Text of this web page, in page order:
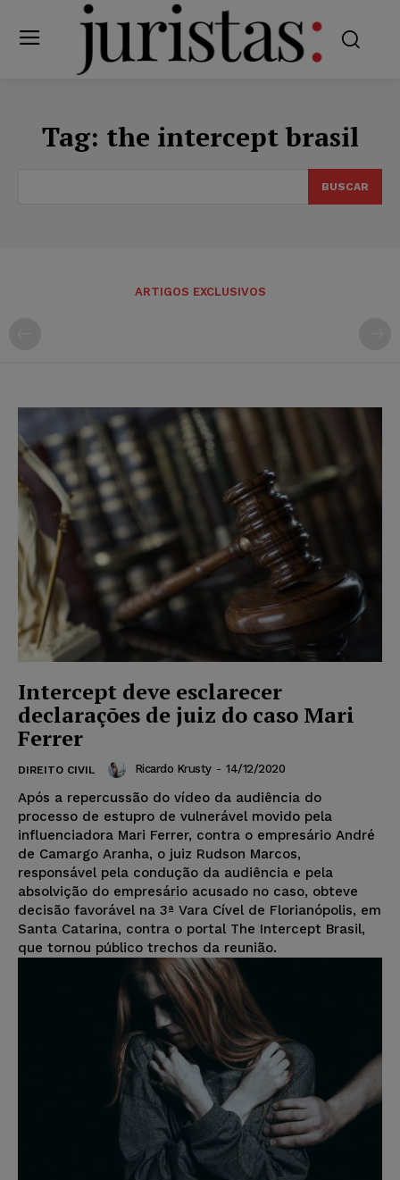
Tag: the intercept brasil
BUSCAR
ARTIGOS EXCLUSIVOS
Intercept deve esclarecer
declarações de juiz do caso Mari
Ferrer
DIREITO CIVIL Ricardo Krusty - 14/12/2020
Após a repercussão do vídeo da audiência do
processo de estupro de vulnerável movido pela
influenciadora Mari Ferrer, contra o empresário André
de Camargo Aranha, o juiz Rudson Marcos,
responsável pela condução da audiência e pela
absolvição do empresário acusado no caso, obteve
decisão favorável na 3ª Vara Cível de Florianópolis, em
Santa Catarina, contra o portal The Intercept Brasil,
que tornou público trechos da reunião.